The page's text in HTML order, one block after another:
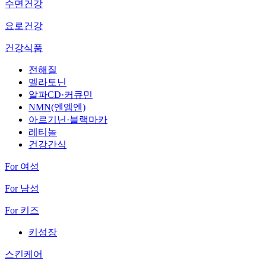
수면건강
요로건강
건강식품
전해질
멜라토닌
알파CD·커큐민
NMN(엔엠엔)
아르기닌·블랙마카
레티놀
건강간식
For 여성
For 남성
For 키즈
키성장
스킨케어